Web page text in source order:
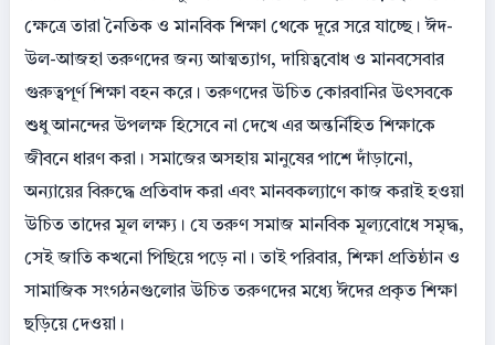
ক্ষেত্রে তারা নৈতিক ও মানবিক শিক্ষা থেকে দূরে সরে যাচ্ছে। ঈদ-
উল-আজহা তরুণদের জন্য আত্মত্যাগ, দায়িত্ববোধ ও মানবসেবার
গুরুত্বপূর্ণ শিক্ষা বহন করে। তরুণদের উচিত কোরবানির উৎসবকে
শুধু আনন্দের উপলক্ষ হিসেবে না দেখে এর অন্তর্নিহিত শিক্ষাকে
জীবনে ধারণ করা। সমাজের অসহায় মানুষের পাশে দাঁড়ানো,
অন্যায়ের বিরুদ্ধে প্রতিবাদ করা এবং মানবকল্যাণে কাজ করাই হওয়া
উচিত তাদের মূল লক্ষ্য। যে তরুণ সমাজ মানবিক মূল্যবোধে সমৃদ্ধ,
সেই জাতি কখনো পিছিয়ে পড়ে না। তাই পরিবার, শিক্ষা প্রতিষ্ঠান ও
সামাজিক সংগঠনগুলোর উচিত তরুণদের মধ্যে ঈদের প্রকৃত শিক্ষা
ছড়িয়ে দেওয়া।